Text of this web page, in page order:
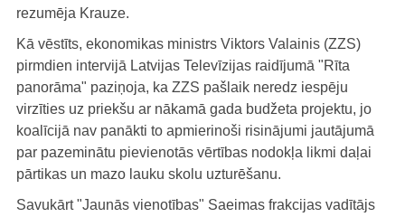
rezumēja Krauze.
Kā vēstīts, ekonomikas ministrs Viktors Valainis (ZZS)
pirmdien intervijā Latvijas Televīzijas raidījumā "Rīta
panorāma" paziņoja, ka ZZS pašlaik neredz iespēju
virzīties uz priekšu ar nākamā gada budžeta projektu, jo
koalīcijā nav panākti to apmierinoši risinājumi jautājumā
par pazeminātu pievienotās vērtības nodokļa likmi daļai
pārtikas un mazo lauku skolu uzturēšanu.
Savukārt "Jaunās vienotības" Saeimas frakcijas vadītājs